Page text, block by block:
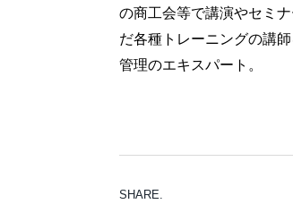
の商工会等で講演やセミ
だ各種トレーニングの講
管理のエキスパート。
SHARE.